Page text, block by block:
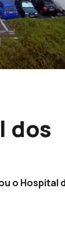
dos
o Hospital